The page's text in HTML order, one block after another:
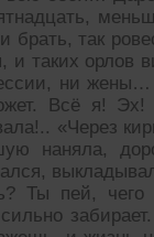
брать, так
и таких орлов
ни жены…
Всё я! Эх!
«Через
наняла,
Ты пей, чего